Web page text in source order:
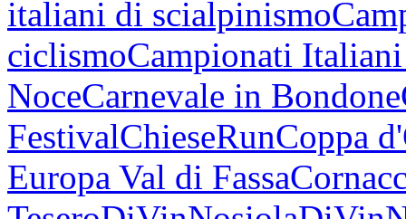
italiani di scialpinismo
ciclismoCampionati
NoceCarnevale in Bondone
FestivalChieseRunCoppa
Europa Val di Fassa